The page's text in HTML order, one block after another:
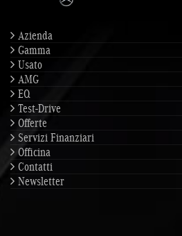
Azienda
Gamma
Usato
AMG
EQ
Test-Drive
Offerte
Servizi Finanziari
Officina
Contatti
Newsletter